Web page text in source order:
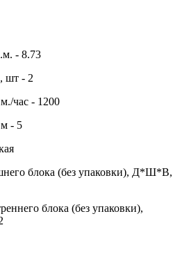
- 8.73
шт - 2
час - 1200
м - 5
блока (без упаковки), Д*Ш*В,
блока (без упаковки),